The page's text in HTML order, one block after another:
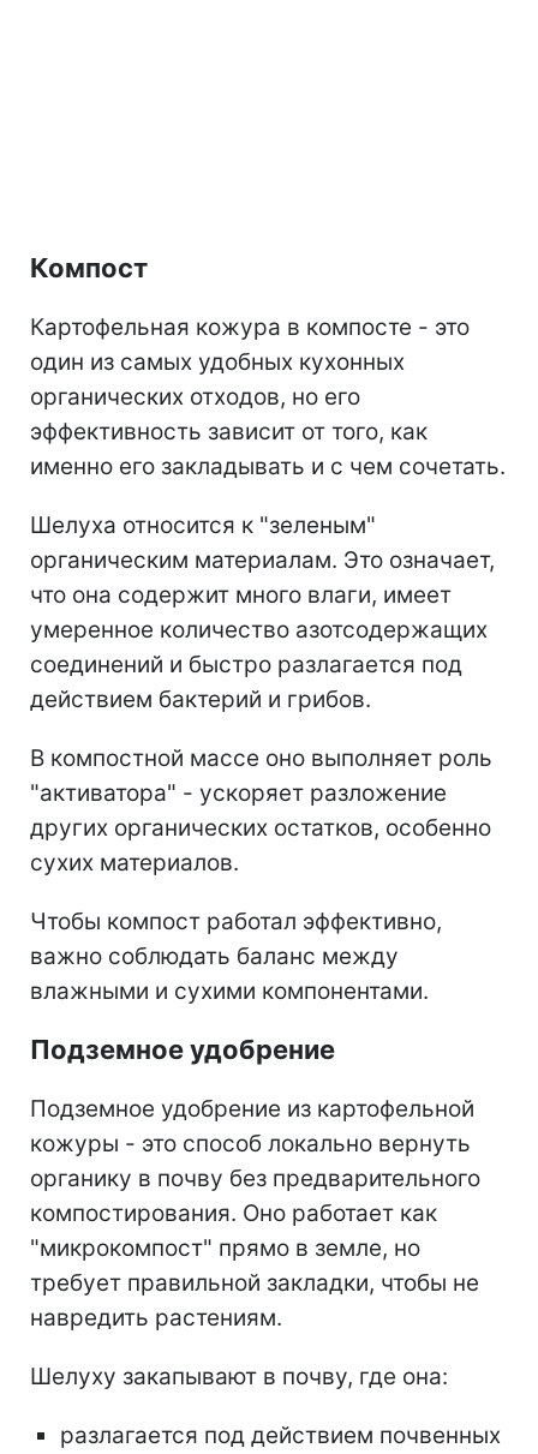
Компост
Картофельная кожура в компосте - это
один из самых удобных кухонных
органических отходов, но его
эффективность зависит от того, как
именно его закладывать и с чем сочетать.
Шелуха относится к "зеленым"
органическим материалам. Это означает,
что она содержит много влаги, имеет
умеренное количество азотсодержащих
соединений и быстро разлагается под
действием бактерий и грибов.
В компостной массе оно выполняет роль
"активатора" - ускоряет разложение
других органических остатков, особенно
сухих материалов.
Чтобы компост работал эффективно,
важно соблюдать баланс между
влажными и сухими компонентами.
Подземное удобрение
Подземное удобрение из картофельной
кожуры - это способ локально вернуть
органику в почву без предварительного
компостирования. Оно работает как
"микрокомпост" прямо в земле, но
требует правильной закладки, чтобы не
навредить растениям.
Шелуху закапывают в почву, где она:
разлагается под действием почвенных